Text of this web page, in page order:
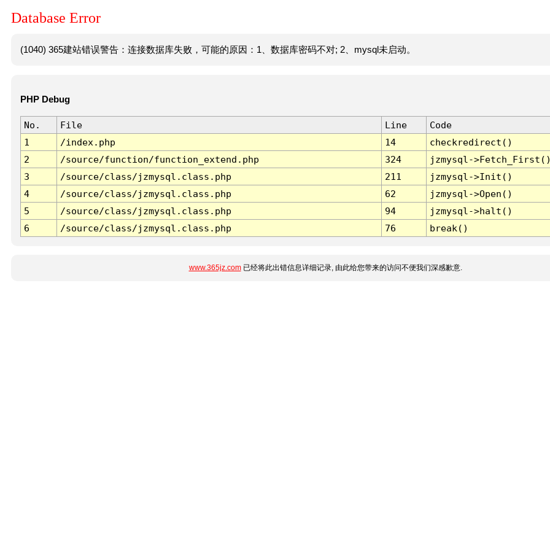
Database Error
(1040) 365建站错误警告：连接数据库失败，可能的原因：1、数据库密码不对; 2、mysql未启动。
PHP Debug
No. File Line
Code
1
/index.php 14
checkredirect()
2
/source/function/function_extend.php 324
jzmysql-
3
/source/class/jzmysql.class.php 211
jzmysql->Init()
4
/source/class/jzmysql.class.php 62
jzmysql->Open()
5
/source/class/jzmysql.class.php 94
jzmysql->halt()
6
/source/class/jzmysql.class.php 76 break()
www.365jz.com已经将此出错信息详细记录, 由此给您带来的访问不便我们深感歉意.